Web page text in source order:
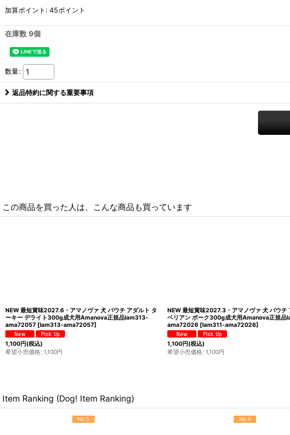
加算ポイント: 45ポイント
在庫数 9個
数量:
返品特約に関する重要事項
この商品を買った人は、こんな商品も買っています
NEW 最短賞味2027.6・アマノヴァ 犬 パウチ アダルト タ
ーキー デライト300g成犬用Amanova正規品lam313-
ama72057 [lam313-ama72057]
1,100円(税込)
希望小売価格: 1,100円
NEW 最短賞味2027.3・アマノヴァ 犬 パウチ
ベリアン ポーク300g成犬用Amanova正規品
ama72026 [lam311-ama72026]
1,100円(税込)
希望小売価格: 1,100円
Item Ranking (Dog! Item Ranking)
No.9 No.10